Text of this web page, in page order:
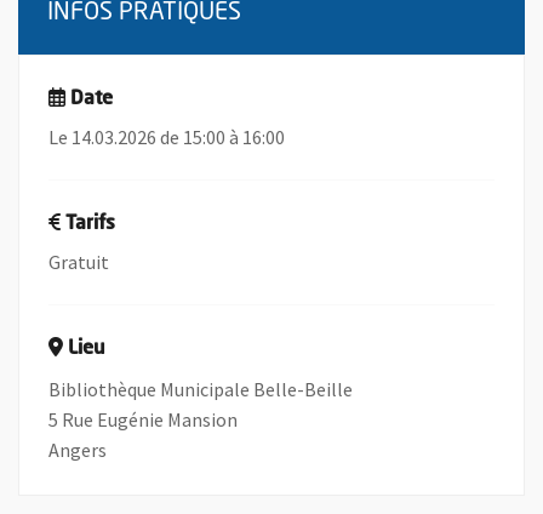
INFOS PRATIQUES
Date
Le 14.03.2026 de 15:00 à 16:00
Tarifs
Gratuit
Lieu
Bibliothèque Municipale Belle-Beille
5 Rue Eugénie Mansion
Angers